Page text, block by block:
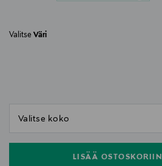
Valitse Väri
LISÄÄ OSTOSKORIIN